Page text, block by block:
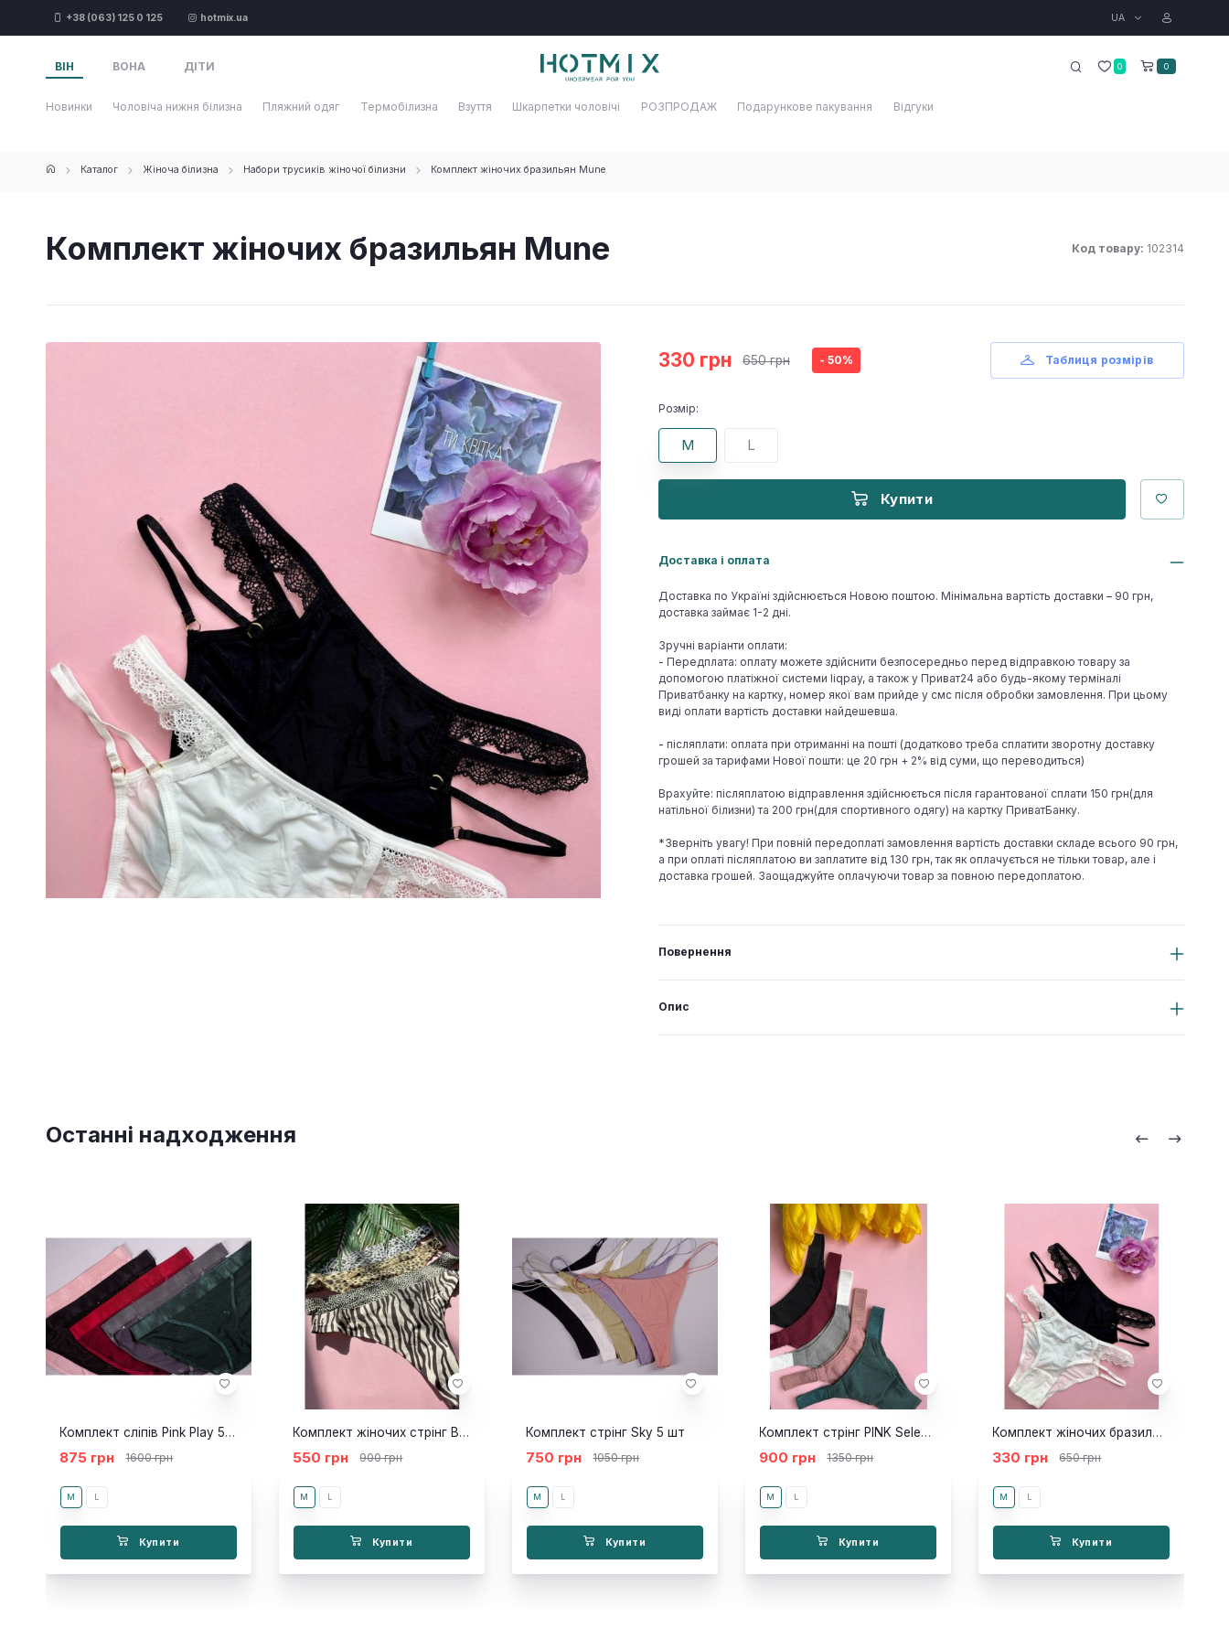
+38 (063) 125 0 125 hotmix.ua UA
ВІН ВОНА ДІТИ 0 0
Новинки Чоловіча нижня білизна Пляжний одяг Термобілизна Взуття Шкарпетки чоловічі РОЗПРОДАЖ Подарункове пакування Відгуки
Каталог Жіноча білизна Набори трусиків жіночої білизни Комплект жіночих бразильян Mune
Комплект жіночих бразильян Mune Код товару: 102314
330 грн 650 грн - 50% Таблиця розмірів
Розмір:
M L
Купити
Доставка і оплата
Доставка по Україні здійснюється Новою поштою. Мінімальна вартість доставки – 90 грн,
доставка займає 1-2 дні.
Зручні варіанти оплати:
- Передплата: оплату можете здійснити безпосередньо перед відправкою товару за
допомогою платіжної системи liqpay, а також у Приват24 або будь-якому терміналі
Приватбанку на картку, номер якої вам прийде у смс після обробки замовлення. При цьому
виді оплати вартість доставки найдешевша.
- післяплати: оплата при отриманні на пошті (додатково треба сплатити зворотну доставку
грошей за тарифами Нової пошти: це 20 грн + 2% від суми, що переводиться)
Врахуйте: післяплатою відправлення здійснюється після гарантованої сплати 150 грн(для
натільної білизни) та 200 грн(для спортивного одягу) на картку ПриватБанку.
*Зверніть увагу! При повній передоплаті замовлення вартість доставки складе всього 90 грн,
а при оплаті післяплатою ви заплатите від 130 грн, так як оплачується не тільки товар, але і
доставка грошей. Заощаджуйте оплачуючи товар за повною передоплатою.
Повернення
Опис
Останні надходження
Комплект сліпів Pink Play 5шт
875 грн 1600 грн
M L
Купити
Комплект жіночих стрінг Blizzard
550 грн 900 грн
M L
Купити
Комплект стрінг Sky 5 шт
750 грн 1050 грн
M L
Купити
Комплект стрінг PINK Select 5 шт
900 грн 1350 грн
M L
Купити
Комплект жіночих бразильян Mune
330 грн 650 грн
M L
Купити